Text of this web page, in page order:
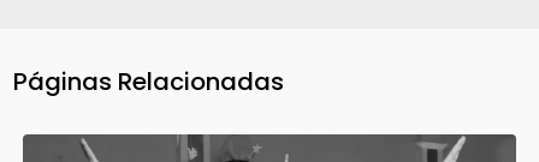
Páginas Relacionadas